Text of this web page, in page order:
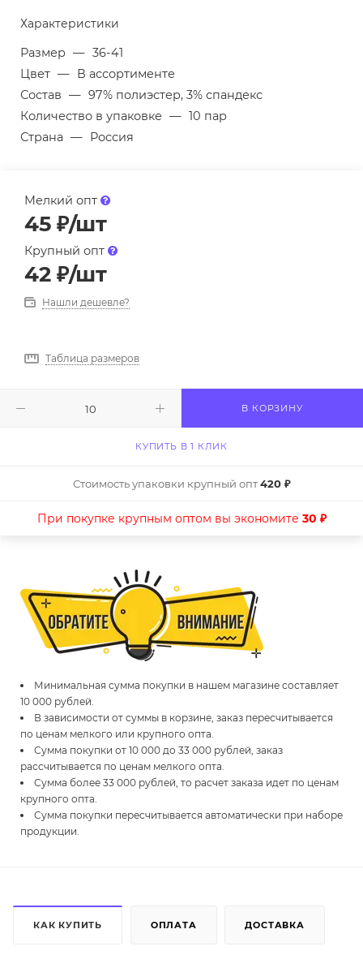
Характеристики
Размер — 36-41
Цвет — В ассортименте
Состав — 97% полиэстер, 3% спандекс
Количество в упаковке — 10 пар
Страна — Россия
Мелкий опт
45 ₽/шт
Крупный опт
42 ₽/шт
Нашли дешевле?
Таблица размеров
В КОРЗИНУ
КУПИТЬ В 1 КЛИК
Стоимость упаковки крупный опт420 ₽
При покупке крупным оптом вы экономите 30 ₽
Минимальная сумма покупки в нашем магазине составляет
10 000 рублей.
В зависимости от суммы в корзине, заказ пересчитывается
по ценам мелкого или крупного опта.
Сумма покупки от 10 000 до 33 000 рублей, заказ
рассчитывается по ценам мелкого опта.
Сумма более 33 000 рублей, то расчет заказа идет по ценам
крупного опта.
Сумма покупки пересчитывается автоматически при наборе
продукции.
КАК КУПИТЬ ОПЛАТА ДОСТАВКА